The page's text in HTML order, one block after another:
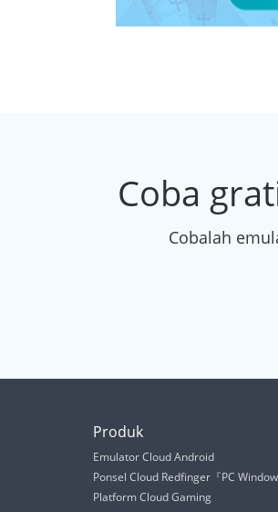
Coba
Cobalah
Produk
Emulator Cloud Android
Ponsel Cloud Redfinger『PC
Platform Cloud Gaming